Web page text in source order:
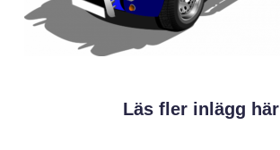
Läs fler inlägg här